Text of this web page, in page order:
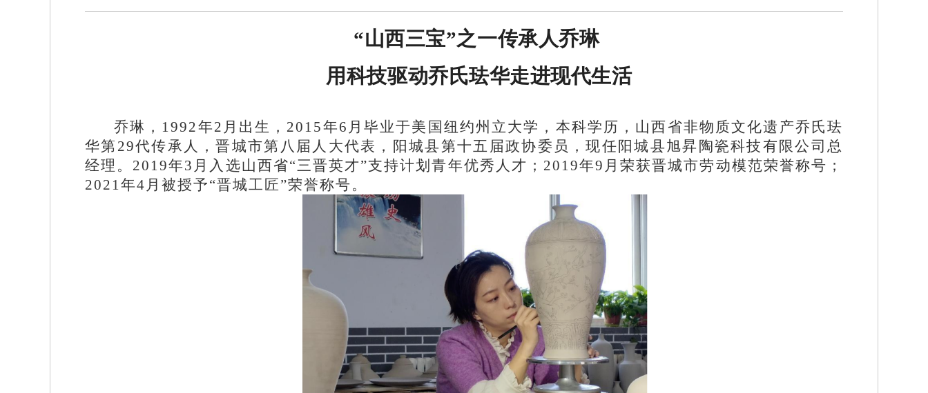
“山西三宝”之一传承人乔琳
用科技驱动乔氏珐华走进现代生活
乔琳，1992年2月出生，2015年6月毕业于美国纽约州立大学，本科学历，山西省非物质文化遗产乔氏珐
华第29代传承人，晋城市第八届人大代表，阳城县第十五届政协委员，现任阳城县旭昇陶瓷科技有限公司总
经理。2019年3月入选山西省“三晋英才”支持计划青年优秀人才；2019年9月荣获晋城市劳动模范荣誉称号；
2021年4月被授予“晋城工匠”荣誉称号。